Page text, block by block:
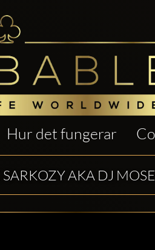
Hur det fungerar
AKA DJ